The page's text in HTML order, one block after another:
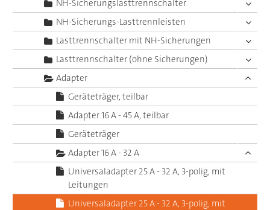
NH-Sicherungslasttrennschalter
NH-Sicherungs-Lasttrennleisten
Lasttrennschalter mit NH-Sicherungen
Lasttrennschalter (ohne Sicherungen)
Adapter
Geräteträger, teilbar
Adapter 16 A - 45 A, teilbar
Geräteträger
Adapter 16 A - 32 A
Universaladapter 25 A - 32 A, 3-polig, mit
Leitungen
Universaladapter 25 A - 32 A, 3-polig, mit